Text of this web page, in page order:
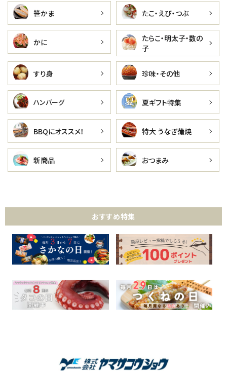
笹かま たこ・えび・つぶ
かに
たらこ・明太子・数の
子
すり身 珍味・その他
ハンバーグ 夏ギフト特集
BBQにオススメ！ 特大 うなぎ蒲焼
新商品 おつまみ
おすすめ特集